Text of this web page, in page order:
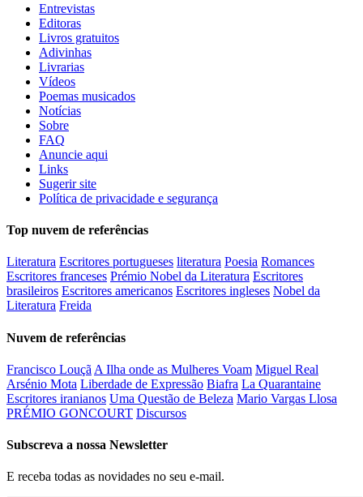
Entrevistas
Editoras
Livros gratuitos
Adivinhas
Livrarias
Vídeos
Poemas musicados
Notícias
Sobre
FAQ
Anuncie aqui
Links
Sugerir site
Política de privacidade e segurança
Top nuvem de referências
Literatura Escritores portugueses literatura Poesia Romances
Escritores franceses Prémio Nobel da Literatura Escritores
brasileiros Escritores americanos Escritores ingleses Nobel da
Literatura Freida
Nuvem de referências
Francisco Louçã A Ilha onde as Mulheres Voam Miguel Real
Arsénio Mota Liberdade de Expressão Biafra La Quarantaine
Escritores iranianos Uma Questão de Beleza Mario Vargas Llosa
PRÉMIO GONCOURT Discursos
Subscreva a nossa Newsletter
E receba todas as novidades no seu e-mail.